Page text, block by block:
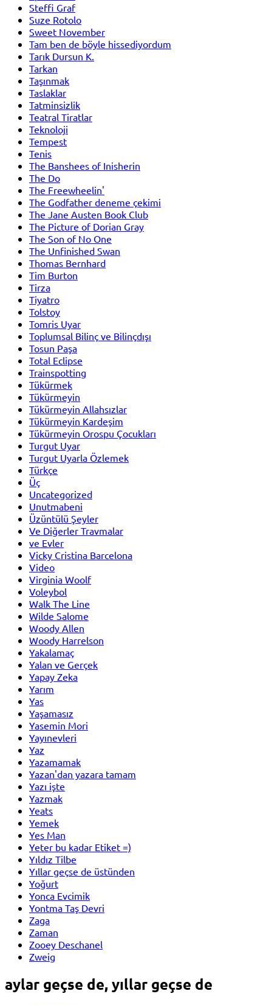
Steffi Graf
Suze Rotolo
Sweet November
Tam ben de böyle hissediyordum
Tarık Dursun K.
Tarkan
Taşınmak
Taslaklar
Tatminsizlik
Teatral Tiratlar
Teknoloji
Tempest
Tenis
The Banshees of Inisherin
The Do
The Freewheelin'
The Godfather deneme çekimi
The Jane Austen Book Club
The Picture of Dorian Gray
The Son of No One
The Unfinished Swan
Thomas Bernhard
Tim Burton
Tirza
Tiyatro
Tolstoy
Tomris Uyar
Toplumsal Bilinç ve Bilinçdışı
Tosun Paşa
Total Eclipse
Trainspotting
Tükürmek
Tükürmeyin
Tükürmeyin Allahsızlar
Tükürmeyin Kardeşim
Tükürmeyin Orospu Çocukları
Turgut Uyar
Turgut Uyarla Özlemek
Türkçe
Üç
Uncategorized
Unutmabeni
Üzüntülü Şeyler
Ve Diğerler Travmalar
ve Evler
Vicky Cristina Barcelona
Video
Virginia Woolf
Voleybol
Walk The Line
Wilde Salome
Woody Allen
Woody Harrelson
Yakalamaç
Yalan ve Gerçek
Yapay Zeka
Yarım
Yas
Yaşamasız
Yasemin Mori
Yayınevleri
Yaz
Yazamamak
Yazan'dan yazara tamam
Yazı işte
Yazmak
Yeats
Yemek
Yes Man
Yeter bu kadar Etiket =)
Yıldız Tilbe
Yıllar geçse de üstünden
Yoğurt
Yonca Evcimik
Yontma Taş Devri
Zaga
Zaman
Zooey Deschanel
Zweig
aylar geçse de, yıllar geçse de